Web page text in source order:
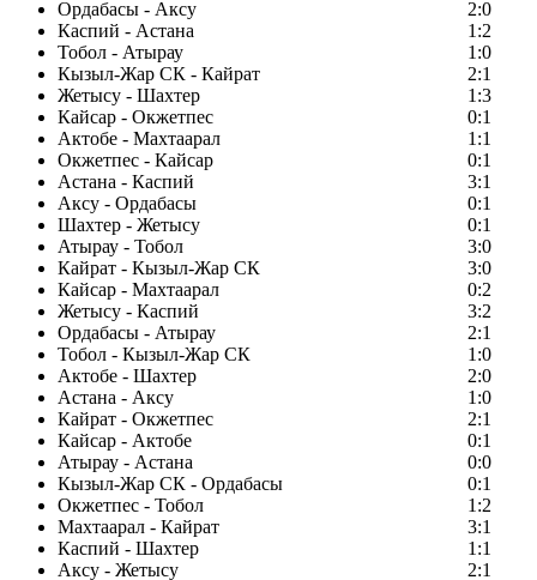
Ордабасы - Аксу
2:0
Каспий - Астана
1:2
Тобол - Атырау
1:0
Кызыл-Жар СК - Кайрат
2:1
Жетысу - Шахтер
1:3
Кайсар - Окжетпес
0:1
Актобе - Махтаарал
1:1
Окжетпес - Кайсар
0:1
Астана - Каспий
3:1
Аксу - Ордабасы
0:1
Шахтер - Жетысу
0:1
Атырау - Тобол
3:0
Кайрат - Кызыл-Жар СК
3:0
Кайсар - Махтаарал
0:2
Жетысу - Каспий
3:2
Ордабасы - Атырау
2:1
Тобол - Кызыл-Жар СК
1:0
Актобе - Шахтер
2:0
Астана - Аксу
1:0
Кайрат - Окжетпес
2:1
Кайсар - Актобе
0:1
Атырау - Астана
0:0
Кызыл-Жар СК - Ордабасы
0:1
Окжетпес - Тобол
1:2
Махтаарал - Кайрат
3:1
Каспий - Шахтер
1:1
Аксу - Жетысу
2:1